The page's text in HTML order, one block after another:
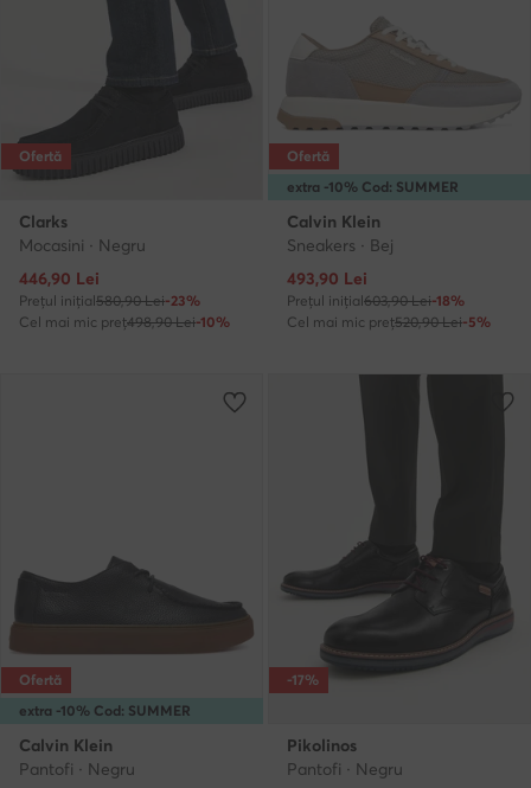
Ofertă
Clarks
Mocasini · Negru
Prețul actual
446,90 Lei
Prețul inițial580,90 Lei-23%
Cel mai mic preț498,90 Lei-10%
extra -10% Cod: SUMMER
Ofertă
Calvin Klein
Sneakers · Bej
Prețul actual
493,90 Lei
Prețul inițial603,90 Lei-18%
Cel mai mic preț520,90 Lei-5%
extra -10% Cod: SUMMER
Ofertă
Calvin Klein
Pantofi · Negru
-17%
Pikolinos
Pantofi · Negru